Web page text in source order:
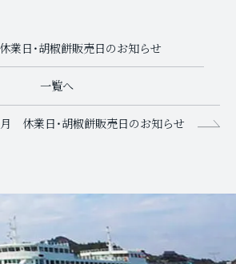
日・胡椒餅販売日のお知らせ
一覧へ
休業日・胡椒餅販売日のお知らせ